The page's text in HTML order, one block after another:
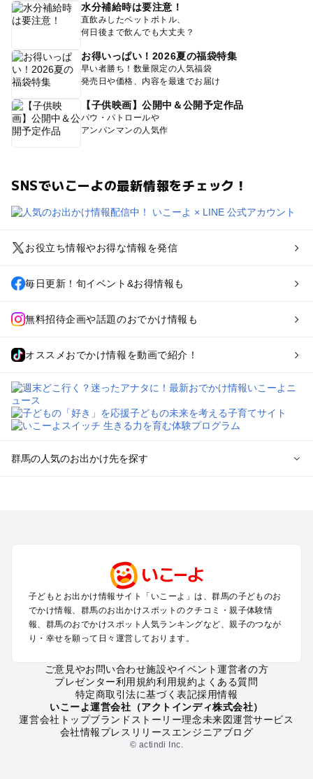
水分補給時は要注意！
直飲みしたペットボトル、
何日後まで飲んでも大丈夫？
お得いっぱい！2026夏の福袋特集
早い者勝ち！数量限定の人気福袋
発売日や価格、内容を最速でお届け
【子供映画】公開中＆公開予定作品
パウ・パトロールや
アンパンマンの人気作
SNSでいこーよの最新情報をチェック！
お役立ち情報やお得な情報を発信
毎日更新！旬イベント&お得情報も
無料招待企画や話題のおでかけ情報も
オススメおでかけ情報を動画で紹介！
群馬の人気のお出かけ先を探す
伊香保・渋川のプールお出かけ
赤城・桐生・渡良瀬のプールお出かけ
水上・猿ヶ京・月夜野・法師のプールお出かけ
富岡・藤岡・妙義・安中のプールお出かけ
草津・尻焼・花敷のプールお出かけ
四万・吾妻・川原湯のプールお出かけ
群馬の定番お出かけスポット
群馬の遊園地
群馬の動物園
子どもとお出かけ情報サイト「いこーよ」は、群馬の子どものお
でかけ情報、群馬のお出かけスポットのクチコミ・親子体験情
報、群馬のおでかけスポット人気ランキングなど、親子のつなが
り・幸せを願って日々運営しております。
ご意見やお問い合わせ施設やイベント運営者の方
プレゼンター利用規約利用規約よくある質問
特定商取引法に基づく表記採用情報
いこーよ運営会社（アクトインディ株式会社）
運営会社トップブランドストーリー理念未来図運営サービス
会社情報プレスリリース エンジニアブログ
© actindi Inc.